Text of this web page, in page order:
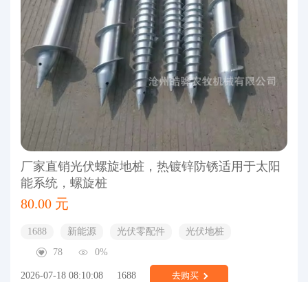
厂家直销光伏螺旋地桩，热镀锌防锈适用于太阳
能系统，螺旋桩
80.00 元
1688 新能源 光伏零配件
光伏地桩
78
0%
2026-07-18 08:10:08 1688 去购买